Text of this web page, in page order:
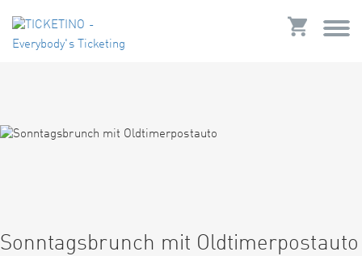
Sonntagsbrunch mit Oldtimerpostauto